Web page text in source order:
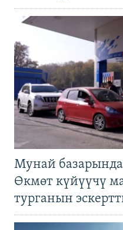
Мунай
Өкмөт күйүүчү
турганын